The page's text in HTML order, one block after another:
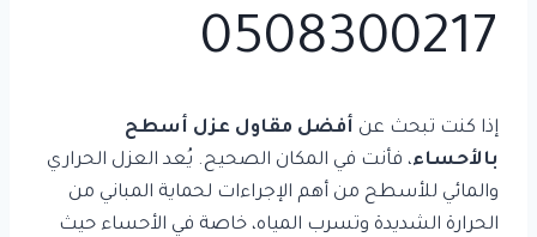
0508300217
إذا كنت تبحث عن أفضل مقاول عزل أسطح
بالأحساء، فأنت في المكان الصحيح. يُعد العزل الحراري
والمائي للأسطح من أهم الإجراءات لحماية المباني من
الحرارة الشديدة وتسرب المياه، خاصة في الأحساء حيث